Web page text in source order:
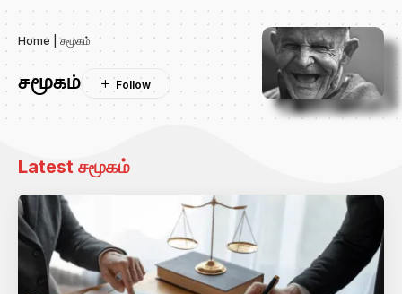
Home |சமூகம்
சமூகம்
Latest சமூகம்